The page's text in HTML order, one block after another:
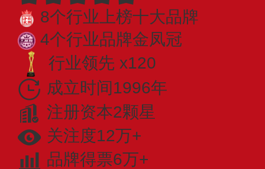
8个行业上榜十大品牌
4个行业品牌金凤冠
行业领先 x120
成立时间1996年
注册资本2颗星
关注度12万+
品牌得票6万+